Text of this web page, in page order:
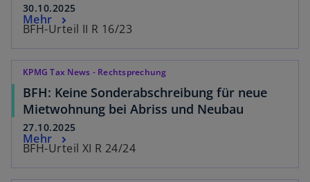
30.10.2025
BFH-Urteil II R 16/23
Mehr
KPMG Tax News - Rechtsprechung
BFH: Keine Sonderabschreibung für neue
Mietwohnung bei Abriss und Neubau
27.10.2025
BFH-Urteil XI R 24/24
Mehr